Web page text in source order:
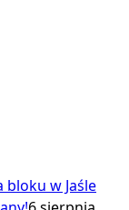
bloku w Jaśle